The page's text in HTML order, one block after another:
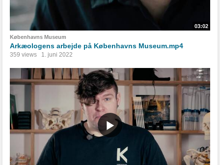
03:02
Københavns Museum
Arkæologens arbejde på Københavns Museum.mp4
359 views 1. juni 2022